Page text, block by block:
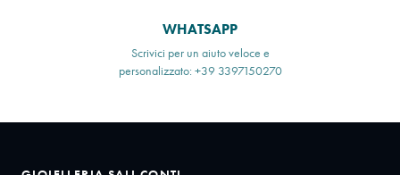
WHATSAPP
Scrivici per un aiuto veloce e
personalizzato: +39 3397150270